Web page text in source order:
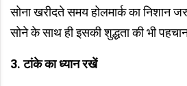
सोना खरीदते समय होलमार्क का
सोने के साथ ही इसकी शुद्धता की भी
3. टांके का ध्यान रखें